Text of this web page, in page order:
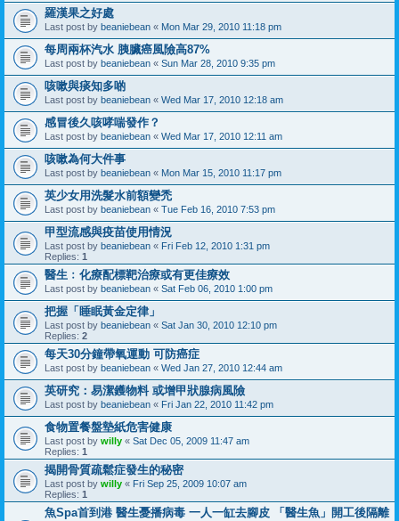
羅漢果之好處
Last post by beaniebean « Mon Mar 29, 2010 11:18 pm
每周兩杯汽水 胰臟癌風險高87%
Last post by beaniebean « Sun Mar 28, 2010 9:35 pm
咳嗽與痰知多啲
Last post by beaniebean « Wed Mar 17, 2010 12:18 am
感冒後久咳哮喘發作？
Last post by beaniebean « Wed Mar 17, 2010 12:11 am
咳嗽為何大件事
Last post by beaniebean « Mon Mar 15, 2010 11:17 pm
英少女用洗髮水前額變禿
Last post by beaniebean « Tue Feb 16, 2010 7:53 pm
甲型流感與疫苗使用情況
Last post by beaniebean « Fri Feb 12, 2010 1:31 pm
Replies: 1
醫生﹕化療配標靶治療或有更佳療效
Last post by beaniebean « Sat Feb 06, 2010 1:00 pm
把握「睡眠黃金定律」
Last post by beaniebean « Sat Jan 30, 2010 12:10 pm
Replies: 2
每天30分鐘帶氧運動 可防癌症
Last post by beaniebean « Wed Jan 27, 2010 12:44 am
英研究：易潔鑊物料 或增甲狀腺病風險
Last post by beaniebean « Fri Jan 22, 2010 11:42 pm
食物置餐盤墊紙危害健康
Last post by willy « Sat Dec 05, 2009 11:47 am
Replies: 1
揭開骨質疏鬆症發生的秘密
Last post by willy « Fri Sep 25, 2009 10:07 am
Replies: 1
魚Spa首到港 醫生憂播病毒 一人一缸去腳皮 「醫生魚」開工後隔離